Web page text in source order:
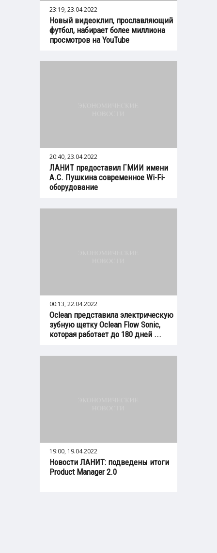
23:19, 23.04.2022
Новый видеоклип, прославляющий
футбол, набирает более миллиона
просмотров на YouTube
20:40, 23.04.2022
ЛАНИТ предоставил ГМИИ имени
А.С. Пушкина современное Wi-Fi-
оборудование
00:13, 22.04.2022
Oclean представила электрическую
зубную щетку Oclean Flow Sonic,
которая работает до 180 дней ...
19:00, 19.04.2022
Новости ЛАНИТ: подведены итоги
Product Manager 2.0